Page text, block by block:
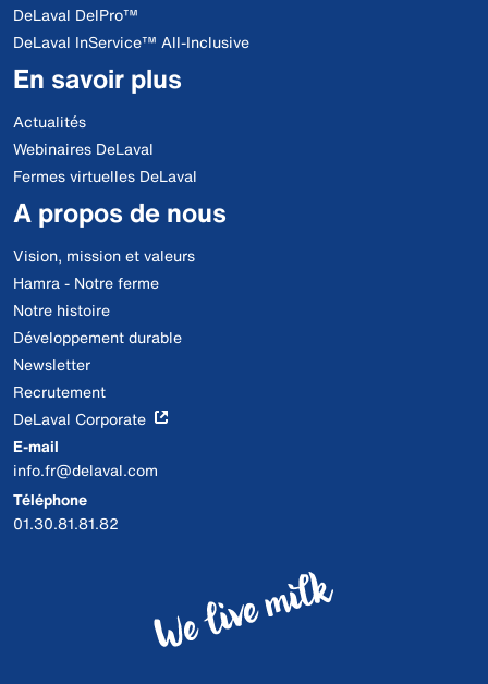
DeLaval DelPro™
DeLaval InService™ All-Inclusive
En savoir plus
Actualités
Webinaires DeLaval
Fermes virtuelles DeLaval
A propos de nous
Vision, mission et valeurs
Hamra - Notre ferme
Notre histoire
Développement durable
Newsletter
Recrutement
DeLaval Corporate
E-mail
info.fr@delaval.com
Téléphone
01.30.81.81.82